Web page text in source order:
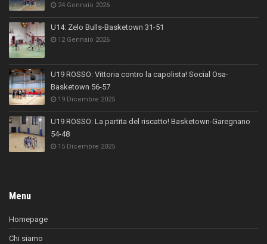
24 Gennaio 2026
U14: Zelo Bulls-Basketown 31-51
12 Gennaio 2026
U19 ROSSO: Vittoria contro la capolista! Social Osa-
Basketown 56-57
19 Dicembre 2025
U19 ROSSO: La partita del riscatto! Basketown-Garegnano
54-48
15 Dicembre 2025
Menu
Homepage
Chi siamo